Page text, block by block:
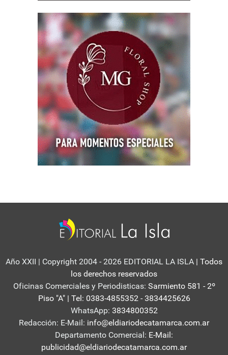
Año XXII | Copyright 2004 - 2026 EDITORIAL LA ISLA | Todos
los derechos reservados
Oficinas Comerciales y Periodisticas: Sarmiento 581 - 2º
Piso "A" | Tel: 0383-4855352 - 3834425626
WhatsApp: 3834800352
Redacción: E-Mail: info@eldiariodecatamarca.com.ar
Departamento Comercial: E-Mail:
publicidad@eldiariodecatamarca.com.ar